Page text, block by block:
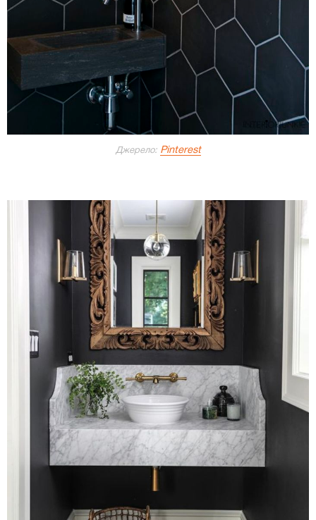
Джерело: Pinterest